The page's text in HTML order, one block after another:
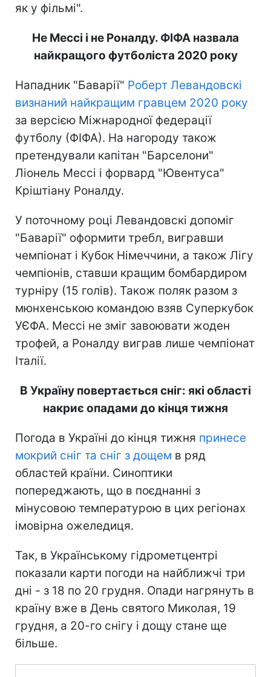
як у фільмі".
Не Мессі і не Роналду. ФІФА назвала
найкращого футболіста 2020 року
Нападник "Баварії" Роберт Левандовскі
визнаний найкращим гравцем 2020 року
за версією Міжнародної федерації
футболу (ФІФА). На нагороду також
претендували капітан "Барселони"
Ліонель Мессі і форвард "Ювентуса"
Кріштіану Роналду.
У поточному році Левандовскі допоміг
"Баварії" оформити требл, вигравши
чемпіонат і Кубок Німеччини, а також Лігу
чемпіонів, ставши кращим бомбардиром
турніру (15 голів). Також поляк разом з
мюнхенською командою взяв Суперкубок
УЄФА. Мессі не зміг завоювати жоден
трофей, а Роналду виграв лише чемпіонат
Італії.
В Україну повертається сніг: які області
накриє опадами до кінця тижня
Погода в Україні до кінця тижня принесе
мокрий сніг та сніг з дощем в ряд
областей країни. Синоптики
попереджають, що в поєднанні з
мінусовою температурою в цих регіонах
імовірна ожеледиця.
Так, в Українському гідрометцентрі
показали карти погоди на найближчі три
дні - з 18 по 20 грудня. Опади нагрянуть в
країну вже в День святого Миколая, 19
грудня, а 20-го снігу і дощу стане ще
більше.